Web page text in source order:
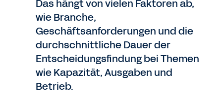
Das hängt von vielen Faktoren ab,
wie Branche,
Geschäftsanforderungen und die
durchschnittliche Dauer der
Entscheidungsfindung bei Themen
wie Kapazität, Ausgaben und
Betrieb.